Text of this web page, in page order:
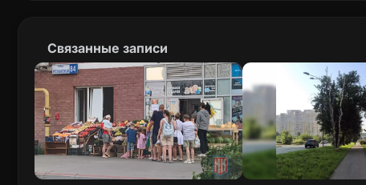
Связанные записи